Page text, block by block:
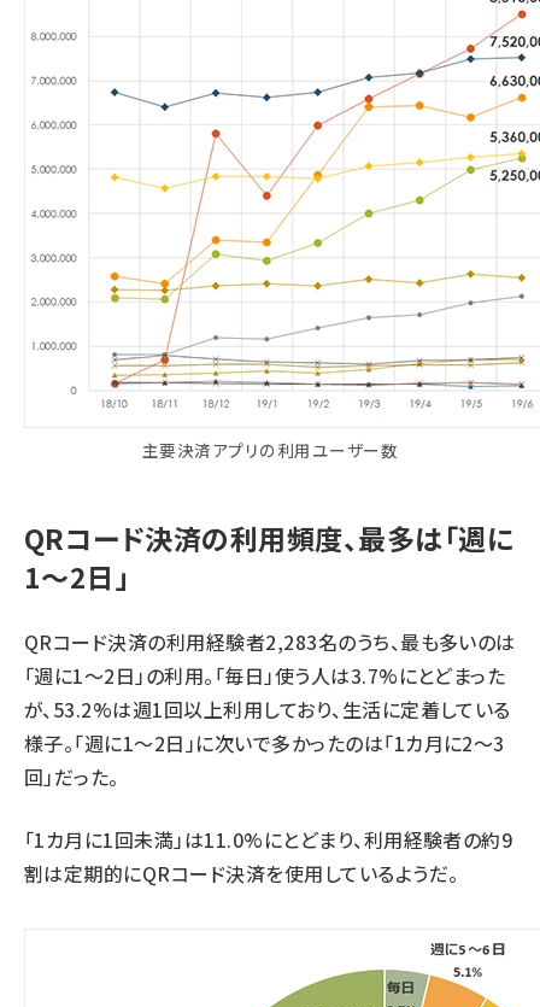
主要決済アプリの利用ユーザー数
QRコード決済の利用頻度、最多は「週に
1～2日」
QRコード決済の利用経験者2,283名のうち、最も多いのは
「週に1～2日」の利用。「毎日」使う人は3.7%にとどまった
が、53.2%は週1回以上利用しており、生活に定着している
様子。「週に1～2日」に次いで多かったのは「1カ月に2～3
回」だった。
「1カ月に1回未満」は11.0%にとどまり、利用経験者の約9
割は定期的にQRコード決済を使用しているようだ。